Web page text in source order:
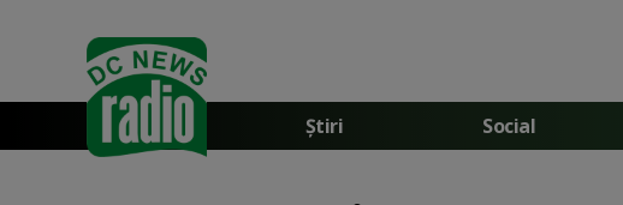
Știri Social